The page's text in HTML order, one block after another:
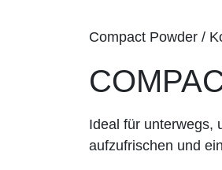
Compact Powder /
Ideal für unterwegs,
aufzufrischen und